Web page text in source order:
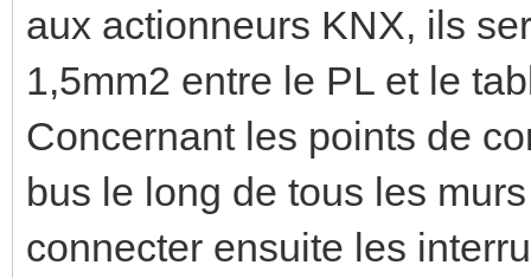
aux actionneurs KNX, ils
1,5mm2 entre le PL et le
Concernant les points de
bus le long de tous les
connecter ensuite les